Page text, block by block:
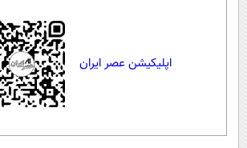
اپلیکیشن عصر ایران